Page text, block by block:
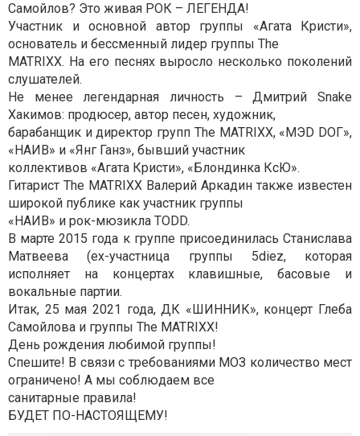
Самойлов? Это живая РОК – ЛЕГЕНДА!
Участник и основной автор группы «Агата Кристи»,
основатель и бессменный лидер группы The
MATRIXX. На его песнях выросло несколько поколений
слушателей.
Не менее легендарная личность – Дмитрий Snake
Хакимов: продюсер, автор песен, художник,
барабанщик и директор групп The MATRIXX, «МЭD DОГ»,
«НАИВ» и «Янг Ганз», бывший участник
коллективов «Агата Кристи», «Блондинка КсЮ».
Гитарист The MATRIXX Валерий Аркадин также известен
широкой публике как участник группы
«НАИВ» и рок-мюзикла TODD.
В марте 2015 года к группе присоединилась Станислава
Матвеева (ex-участница группы 5diez, которая
исполняет на концертах клавишные, басовые и
вокальные партии.
Итак, 25 мая 2021 года, ДК «ШИННИК», концерт Глеба
Самойлова и группы The MATRIXX!
День рождения любимой группы!
Спешите! В связи с требованиями МОЗ количество мест
ограничено! А мы соблюдаем все
санитарные правила!
БУДЕТ ПО-НАСТОЯЩЕМУ!